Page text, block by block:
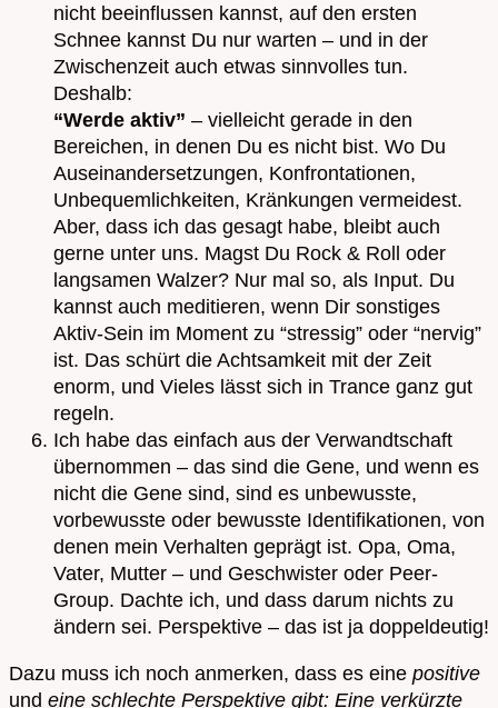
nicht beeinflussen kannst, auf den ersten
Schnee kannst Du nur warten – und in der
Zwischenzeit auch etwas sinnvolles tun.
Deshalb:
“Werde aktiv” – vielleicht gerade in den
Bereichen, in denen Du es nicht bist. Wo Du
Auseinandersetzungen, Konfrontationen,
Unbequemlichkeiten, Kränkungen vermeidest.
Aber, dass ich das gesagt habe, bleibt auch
gerne unter uns. Magst Du Rock & Roll oder
langsamen Walzer? Nur mal so, als Input. Du
kannst auch meditieren, wenn Dir sonstiges
Aktiv-Sein im Moment zu “stressig” oder “nervig”
ist. Das schürt die Achtsamkeit mit der Zeit
enorm, und Vieles lässt sich in Trance ganz gut
regeln.
Ich habe das einfach aus der Verwandtschaft
übernommen – das sind die Gene, und wenn es
nicht die Gene sind, sind es unbewusste,
vorbewusste oder bewusste Identifikationen, von
denen mein Verhalten geprägt ist. Opa, Oma,
Vater, Mutter – und Geschwister oder Peer-
Group. Dachte ich, und dass darum nichts zu
ändern sei. Perspektive – das ist ja doppeldeutig!
Dazu muss ich noch anmerken, dass es eine positive
und eine schlechte Perspektive gibt: Eine verkürzte